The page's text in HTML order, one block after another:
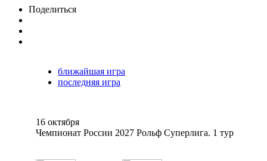
Поделиться
ближайшая игра
последняя игра
16 октября
Чемпионат России 2027 Рольф Суперлига. 1 тур